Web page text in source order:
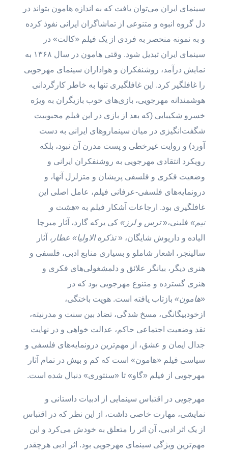
سینمای ایران می‌توان یافت که به اندازه هامون بتواند در
دل گروه انبوه و متنوعی از تماشاگران ایرانی نفوذ کرده
و به نمونه منحصر به فردی از یک فیلم «کالت» در
سینمای ایران تبدیل شود. وقتی هامون در سال ۱۳۶۸ به
نمایش درآمد، روشنفکران و هواداران سینمای مهرجویی
را غافلگیر کرد. این غافلگیری تنها به خاطر کارگردانی
هوشمندانه مهرجویی، بازی‌های خوب بازیگران به ویژه
خسرو شکیبایی (که بعد از بازی در این فیلم محبوبیت
شگفت‌انگیزی در میان سینماروهای ایرانی به دست
آورد) و روایت غیرخطی و پست مدرن آن نبود، بلکه
رویکرد انتقادی مهرجویی به روشنفکران ایرانی و
وضعیت فکری و فلسفی پریشان و متزلزل آنها، و
درونمایه‌های فلسفی-عرفانی فیلم، عامل اصلی این
غافلگیری بود. ارجاعات آشکار فیلم به «هشت و
نیم» فلینی،«ترس و لرز» کی یرکه گارد، آثار میرچا
الیاده و داریوش شایگان، «تذکره الاولیا» عطار، آثار
سالینجر، اشعار شاملو و بسیاری منابع ادبی، فلسفی و
هنری دیگر، بیانگر علائق و دلمشغولی‌های فکری و
هنری گسترده و متنوع مهرجویی بود که در
«هامون»بازتاب یافته است. هویت باختگی،
ازخودبیگانگی، مسخ شدگی، تضاد بین سنت و مدرنیته،
نقد وضعیت اجتماعی حاکم، عدالت خواهی و در نهایت
جدال ایمان و عشق، از مهم‌ترین درونمایه‌های فلسفی و
سیاسی فیلم «هامون» است که کم و بیش در تمام آثار
مهرجویی از فیلم «گاو» تا «سنتوری» دنبال شده است.
مهرجویی در اقتباس سینمایی از ادبیات داستانی و
نمایشی، مهارت خاصی داشت، از این نظر که در اقتباس
از یک اثر ادبی، آن اثر را متعلق به خودش می‌کرد و این
مهم‌ترین ویژگی سینمای مهرجویی بود. اثر ادبی هرچقدر